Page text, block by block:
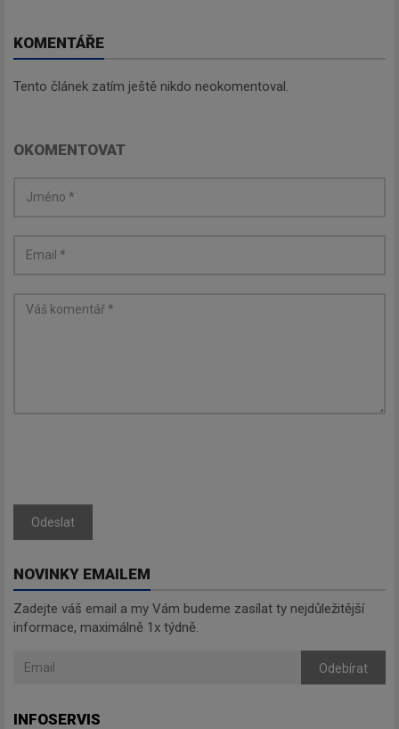
KOMENTÁŘE
Tento článek zatím ještě nikdo neokomentoval.
OKOMENTOVAT
Odeslat
NOVINKY EMAILEM
Zadejte váš email a my Vám budeme zasílat ty nejdůležitější
informace, maximálně 1x týdně.
Odebírat
INFOSERVIS